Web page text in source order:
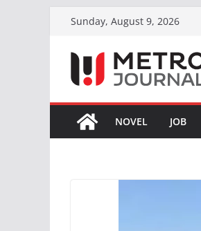
content
Sunday, August 9, 2026
NOVEL JOB